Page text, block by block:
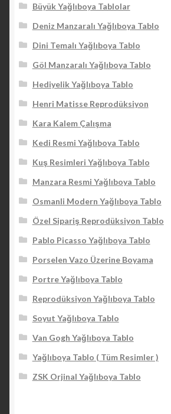
Büyük Yağlıboya Tablolar
Deniz Manzaralı Yağlıboya Tablo
Dini Temalı Yağlıboya Tablo
Göl Manzaralı Yağlıboya Tablo
Hediyelik Yağlıboya Tablo
Henri Matisse Reprodüksiyon
Kara Kalem Çalışma
Kedi Resmi Yağlıboya Tablo
Kuş Resimleri Yağlıboya Tablo
Manzara Resmi Yağlıboya Tablo
Osmanli Modern Yağlıboya Tablo
Özel Sipariş Reprodüksiyon Tablo
Pablo Picasso Yağlıboya Tablo
Porselen Vazo Üzerine Boyama
Portre Yağlıboya Tablo
Reprodüksiyon Yağlıboya Tablo
Soyut Yağlıboya Tablo
Van Gogh Yağlıboya Tablo
Yağlıboya Tablo ( Tüm Resimler )
ZSK Orjinal Yağlıboya Tablo